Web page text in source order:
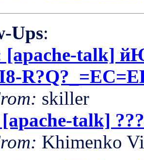
Ups:
[apache-
skiller
talk]
Khimenko